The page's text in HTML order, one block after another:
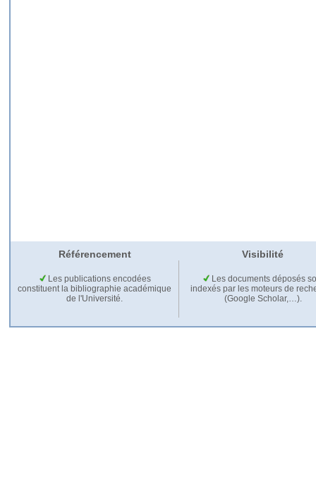
Référencement Visibilité
Les publications encodées
constituent la bibliographie académique
de l'Université.
Les documents déposés
indexés par les moteurs de
(Google Scholar,…).